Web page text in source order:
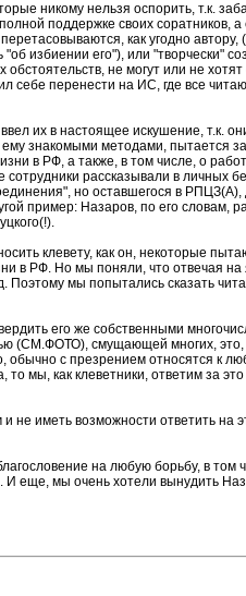
никому нельзя оспорить, т.к.
поддержке своих соратников, а
как угодно автору,
избиении его"), или "творчески"
не могут или не хотят
себе перенести на ИС, где все
их в настоящее искушение, т.к.
знакомыми методами, пытается
в РФ, а также, в том числе, о
рассказывали в личных
но оставшегося в РПЦЗ(А),
пример: Назаров, по его словам,
клевету, как он, некоторые
в РФ. Но мы поняли, что отвечая
Поэтому мы попытались сказать
его же собственными
(СМ.ФОТО), смущающей многих,
обычно с презрением относятся к
то мы, как клеветники, ответим за
не иметь возможности ответить на
на любую борьбу, в том
И еще, мы очень хотели вынудить